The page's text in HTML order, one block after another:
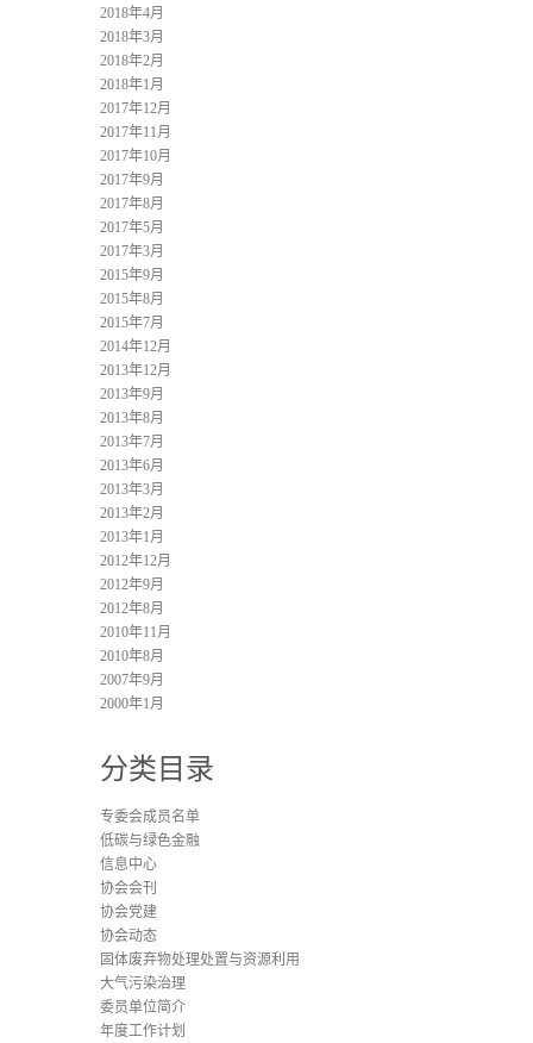
2018年4月
2018年3月
2018年2月
2018年1月
2017年12月
2017年11月
2017年10月
2017年9月
2017年8月
2017年5月
2017年3月
2015年9月
2015年8月
2015年7月
2014年12月
2013年12月
2013年9月
2013年8月
2013年7月
2013年6月
2013年3月
2013年2月
2013年1月
2012年12月
2012年9月
2012年8月
2010年11月
2010年8月
2007年9月
2000年1月
分类目录
专委会成员名单
低碳与绿色金融
信息中心
协会会刊
协会党建
协会动态
固体废弃物处理处置与资源利用
大气污染治理
委员单位简介
年度工作计划